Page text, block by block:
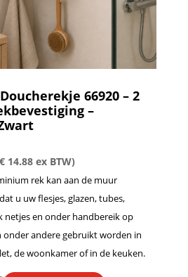
66920 – 2
–
€14.88ex BTW)
rek kan aan de muur
u uw flesjes, glazen, tubes,
netjes en onder handbereik op
andere gebruikt worden in
de woonkamer of in de keuken.